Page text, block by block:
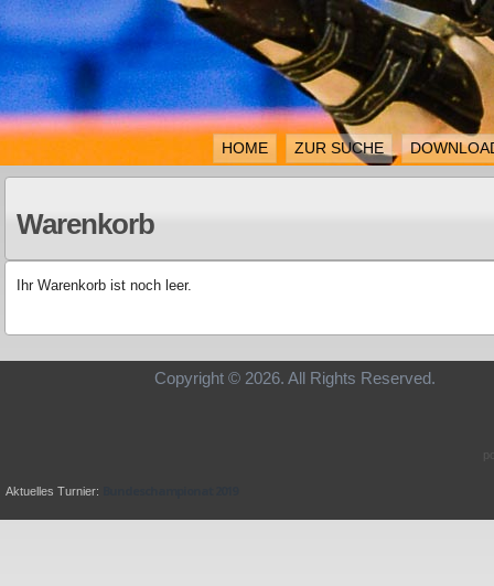
HOME ZUR SUCHE
Warenkorb
Ihr Warenkorb ist noch leer.
Copyright © 2026. All Rights
Aktuelles Turnier: